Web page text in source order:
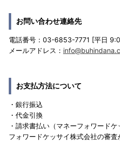
お問い合わせ連絡先
電話番号：03-6853-7771 [平日
メールアドレス：
お支払方法について
・銀行振込
・代金引換
・請求書払い（マネーフォワード
フォワードケッサイ株式会社の審査